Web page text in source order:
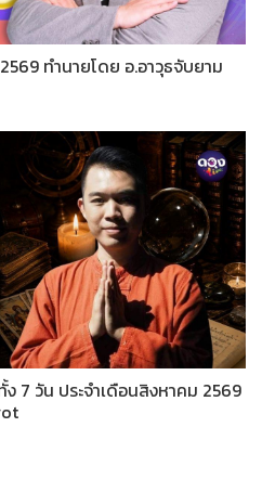
ทำนายโดย อ.อาวุธจับยาม
7 วัน ประจำเดือนสิงหาคม 2569